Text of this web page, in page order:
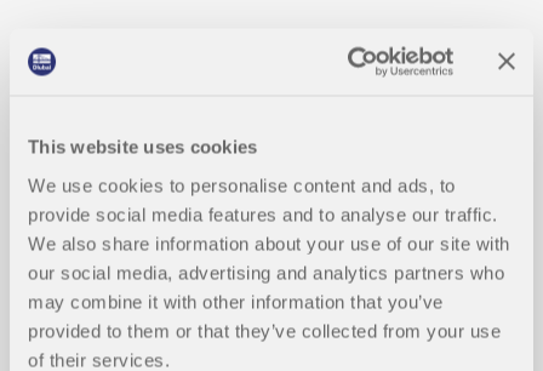
This website uses cookies
We use cookies to personalise content and ads, to
provide social media features and to analyse our traffic.
We also share information about your use of our site with
our social media, advertising and analytics partners who
may combine it with other information that you’ve
provided to them or that they’ve collected from your use
of their services.
V programech RFEM 5 a RSTAB 8 v
definované databázi pomocí šablon základů a
Přečíst si více
V přídavném modulu RF-/FOUNDATION Pro je
třeba zadat pro různé návrhové situace (STR, GEO,
UPL nebo EQU) odpovídající zatížení (zatěžovací
stavy, kombinace zatížení nebo kombinace
výsledků).
Přečíst si více
Pro přehledné zobrazení hodnot výsledků je možné
použít různá nastavení. Některé uživatele například
ruší bílé pozadí v textových bublinách. Pozadí
Lanovka 3S – 3D model údolní stanice
Berchtesgaden